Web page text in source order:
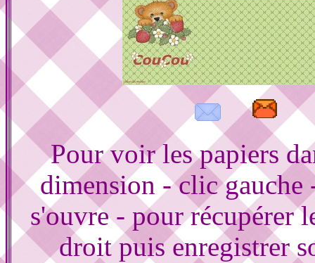
Pour voir les papiers
dimension - clic gauche
s'ouvre - pour récupérer
droit puis enregistrer